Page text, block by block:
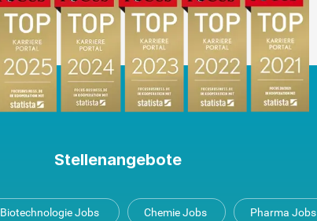
Stellenangebote
Biotechnologie Jobs Chemie Jobs Pharma Jobs